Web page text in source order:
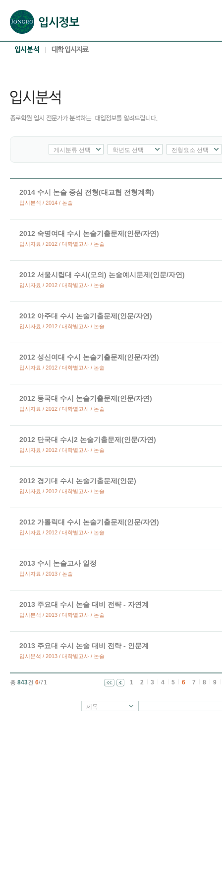
게시분류 선택 학년도 선택 전형요소 선택
2014 수시 논술 중심 전형(대교협 전형계획)
입시분석 / 2014 / 논술
2012 숙명여대 수시 논술기출문제(인문/자연)
입시자료 / 2012 / 대학별고사 / 논술
2012 서울시립대 수시(모의) 논술예시문제(인문/자연)
입시자료 / 2012 / 대학별고사 / 논술
2012 아주대 수시 논술기출문제(인문/자연)
입시자료 / 2012 / 대학별고사 / 논술
2012 성신여대 수시 논술기출문제(인문/자연)
입시자료 / 2012 / 대학별고사 / 논술
2012 동국대 수시 논술기출문제(인문/자연)
입시자료 / 2012 / 대학별고사 / 논술
2012 단국대 수시2 논술기출문제(인문/자연)
입시자료 / 2012 / 대학별고사 / 논술
2012 경기대 수시 논술기출문제(인문)
입시자료 / 2012 / 대학별고사 / 논술
2012 가톨릭대 수시 논술기출문제(인문/자연)
입시자료 / 2012 / 대학별고사 / 논술
2013 수시 논술고사 일정
입시자료 / 2013 / 논술
2013 주요대 수시 논술 대비 전략 - 자연계
입시분석 / 2013 / 대학별고사 / 논술
2013 주요대 수시 논술 대비 전략 - 인문계
입시분석 / 2013 / 대학별고사 / 논술
총 843건 6/71 1 2 3 4 5 6 7 8 9
제목